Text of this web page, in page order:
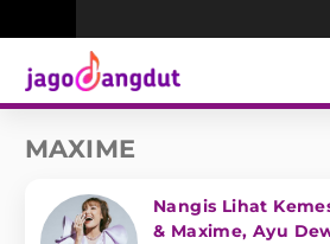
MAXIME
Nangis Lihat
& Maxime, Ayu